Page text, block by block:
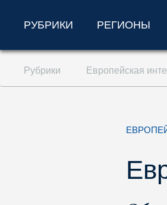
Перейти к содержанию
Перейти к поиску
РУБРИКИ РЕГИОНЫ
Рубрики Европейская